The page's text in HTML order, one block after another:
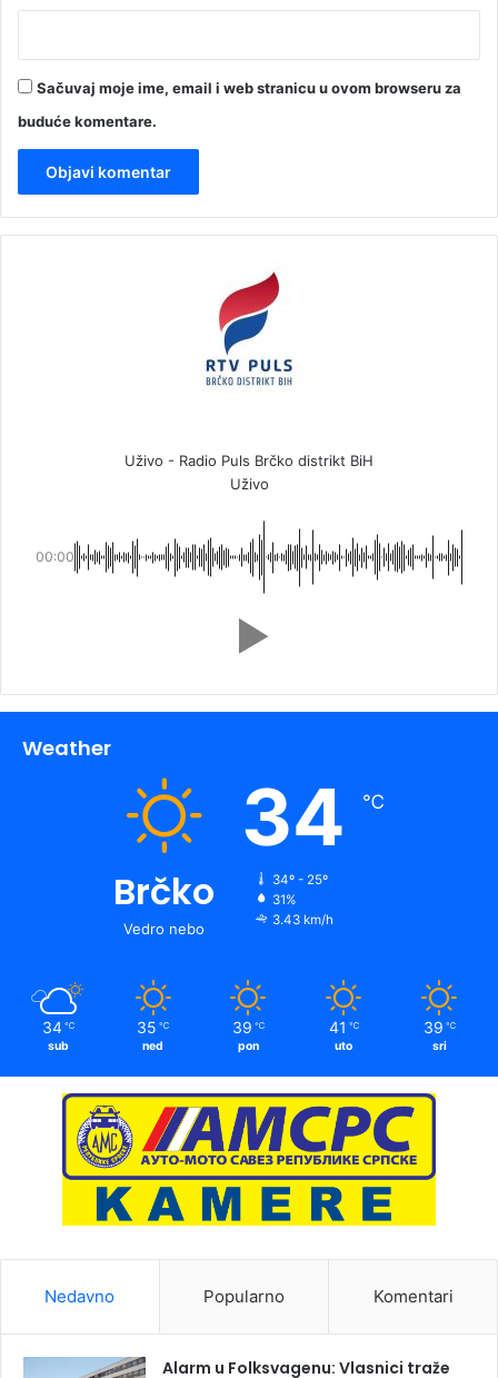
Sačuvaj moje ime, email i web stranicu u ovom browseru za
buduće komentare.
Uživo - Radio Puls Brčko distrikt BiH
Uživo
00:00
Weather
Brčko
Vedro nebo
34 ℃
34º - 25º
31%
3.43 km/h
34 ℃
sub
35 ℃
ned
39 ℃
pon
41 ℃
uto
39 ℃
sri
Nedavno Popularno Komentari
Alarm u Folksvagenu: Vlasnici traže